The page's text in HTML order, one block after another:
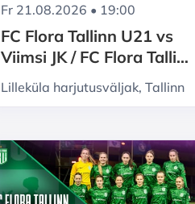
Fr 21.08.2026 • 19:00
FC Flora Tallinn U21 vs
Viimsi JK / FC Flora Tallinn
U21 kodumängud 2026
Lilleküla harjutusväljak, Tallinn